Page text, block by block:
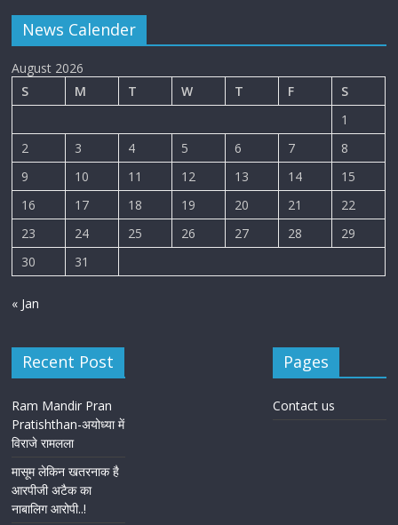
News Calender
August 2026
S
M T W T F
S
1
2
3 4 5 6 7
8
9
10 11 12 13 14
15
16
17 18 19 20 21
22
23
24 25 26 27 28
29
30
31
« Jan
Recent Post
Ram Mandir Pran
Pratishthan-अयोध्या में
विराजे रामलला
मासूम लेकिन खतरनाक है
आरपीजी अटैक का
नाबालिग आरोपी..!
Pages
Contact us